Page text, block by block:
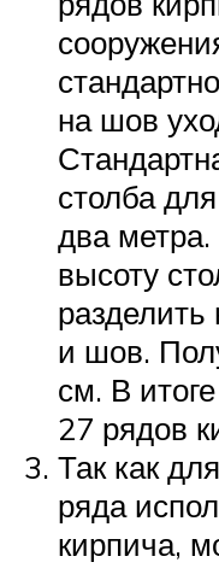
на шов
столба
два
высоту
и шов.
см. В
27 рядов
Так как
ряда
кирпича,